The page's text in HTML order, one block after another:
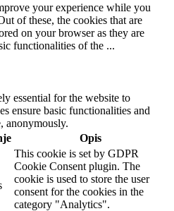
your experience while you
of these, the cookies that are
on your browser as they are
functionalities of the ...
essential for the website to
ensure basic functionalities and
anonymously.
Opis
This cookie is set by GDPR
Cookie Consent plugin. The
cookie is used to store the user
consent for the cookies in the
category "Analytics".